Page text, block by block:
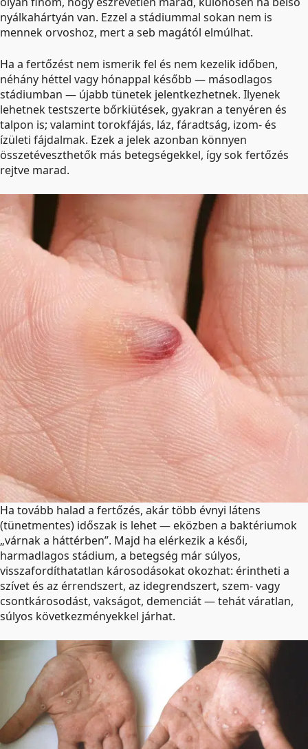
nyálkahártyán van. Ezzel a stádiummal sokan nem is
mennek orvoshoz, mert a seb magától elmúlhat.
Ha a fertőzést nem ismerik fel és nem kezelik időben,
néhány héttel vagy hónappal később — másodlagos
stádiumban — újabb tünetek jelentkezhetnek. Ilyenek
lehetnek testszerte bőrkiütések, gyakran a tenyéren és
talpon is; valamint torokfájás, láz, fáradtság, izom- és
ízületi fájdalmak. Ezek a jelek azonban könnyen
összetéveszthetők más betegségekkel, így sok fertőzés
rejtve marad.
Ha tovább halad a fertőzés, akár több évnyi látens
(tünetmentes) időszak is lehet — eközben a baktériumok
„várnak a háttérben”. Majd ha elérkezik a késői,
harmadlagos stádium, a betegség már súlyos,
visszafordíthatatlan károsodásokat okozhat: érintheti a
szívet és az érrendszert, az idegrendszert, szem- vagy
csontkárosodást, vakságot, demenciát — tehát váratlan,
súlyos következményekkel járhat.